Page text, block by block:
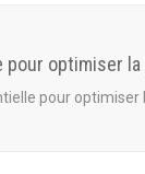
pour optimiser
pour